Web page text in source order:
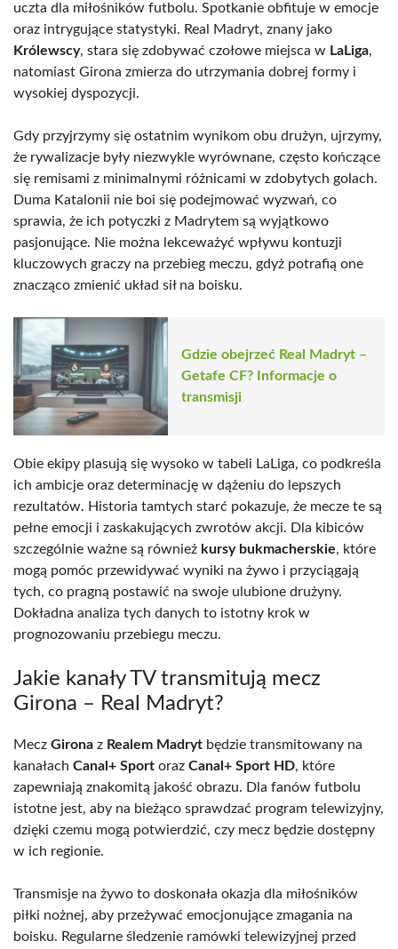
uczta dla miłośników futbolu. Spotkanie obfituje w emocje
oraz intrygujące statystyki. Real Madryt, znany jako
Królewscy, stara się zdobywać czołowe miejsca w LaLiga,
natomiast Girona zmierza do utrzymania dobrej formy i
wysokiej dyspozycji.
Gdy przyjrzymy się ostatnim wynikom obu drużyn, ujrzymy,
że rywalizacje były niezwykle wyrównane, często kończące
się remisami z minimalnymi różnicami w zdobytych golach.
Duma Katalonii nie boi się podejmować wyzwań, co
sprawia, że ich potyczki z Madrytem są wyjątkowo
pasjonujące. Nie można lekceważyć wpływu kontuzji
kluczowych graczy na przebieg meczu, gdyż potrafią one
znacząco zmienić układ sił na boisku.
Gdzie obejrzeć Real Madryt –
Getafe CF? Informacje o
transmisji
Obie ekipy plasują się wysoko w tabeli LaLiga, co podkreśla
ich ambicje oraz determinację w dążeniu do lepszych
rezultatów. Historia tamtych starć pokazuje, że mecze te są
pełne emocji i zaskakujących zwrotów akcji. Dla kibiców
szczególnie ważne są również kursy bukmacherskie, które
mogą pomóc przewidywać wyniki na żywo i przyciągają
tych, co pragną postawić na swoje ulubione drużyny.
Dokładna analiza tych danych to istotny krok w
prognozowaniu przebiegu meczu.
Jakie kanały TV transmitują mecz
Girona – Real Madryt?
Mecz Girona z Realem Madryt będzie transmitowany na
kanałach Canal+ Sport oraz Canal+ Sport HD, które
zapewniają znakomitą jakość obrazu. Dla fanów futbolu
istotne jest, aby na bieżąco sprawdzać program telewizyjny,
dzięki czemu mogą potwierdzić, czy mecz będzie dostępny
w ich regionie.
Transmisje na żywo to doskonała okazja dla miłośników
piłki nożnej, aby przeżywać emocjonujące zmagania na
boisku. Regularne śledzenie ramówki telewizyjnej przed